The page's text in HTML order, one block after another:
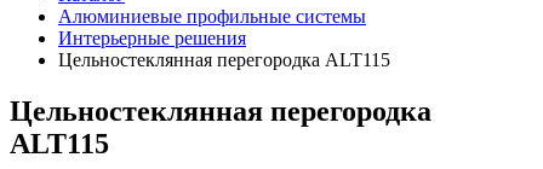
Алюминиевые профильные системы
Интерьерные решения
Цельностеклянная перегородка ALT115
Цельностеклянная перегородка
ALT115